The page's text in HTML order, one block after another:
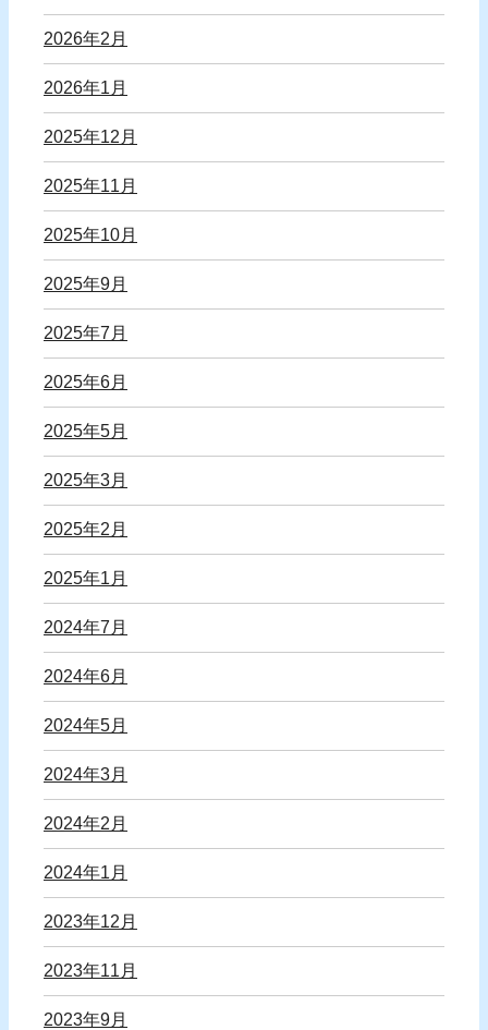
2026年2月
2026年1月
2025年12月
2025年11月
2025年10月
2025年9月
2025年7月
2025年6月
2025年5月
2025年3月
2025年2月
2025年1月
2024年7月
2024年6月
2024年5月
2024年3月
2024年2月
2024年1月
2023年12月
2023年11月
2023年9月